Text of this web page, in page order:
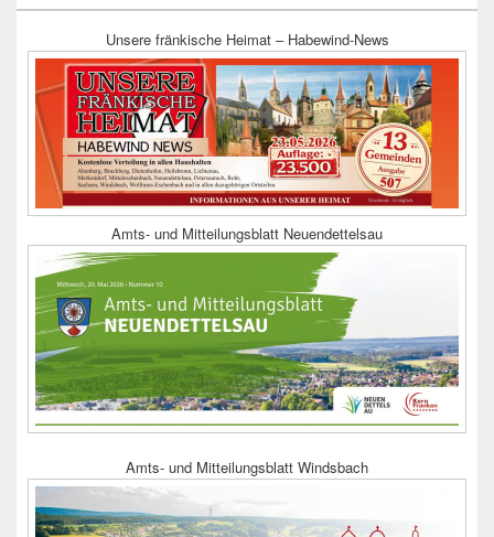
Unsere fränkische Heimat – Habewind-News
Amts- und Mitteilungsblatt Neuendettelsau
Amts- und Mitteilungsblatt Windsbach